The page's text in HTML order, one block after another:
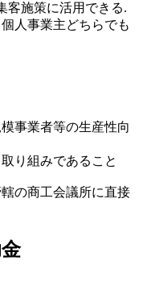
客施策に活用できる.
人事業主どちらでも
事業者等の生産性向
り組みであること
の商工会議所に直接